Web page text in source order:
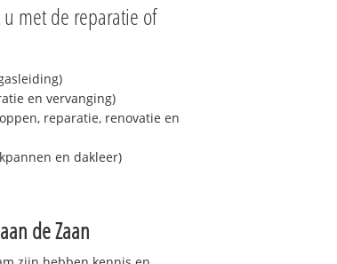
met de reparatie of
en vervanging)
reparatie, renovatie en
en dakleer)
de Zaan